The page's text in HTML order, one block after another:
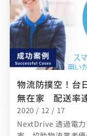
物流防撲空！台
無在家 配送率
2020 / 12 / 17
NextDrive 透過電